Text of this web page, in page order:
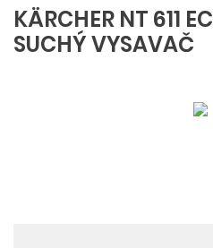
KÄRCHER NT 611
SUCHÝ VYSAVAČ